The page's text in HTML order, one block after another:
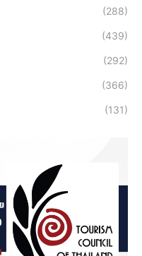
(288)
(439)
(292)
(366)
(131)